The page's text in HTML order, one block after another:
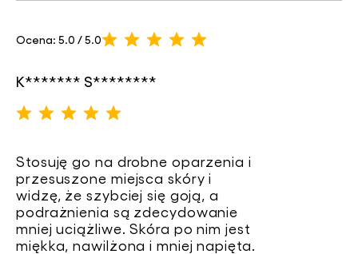
Ocena: 5.0 / 5.0
K******* S********
Stosuję go na drobne oparzenia i
przesuszone miejsca skóry i
widzę, że szybciej się goją, a
podrażnienia są zdecydowanie
mniej uciążliwe. Skóra po nim jest
miękka, nawilżona i mniej napięta.